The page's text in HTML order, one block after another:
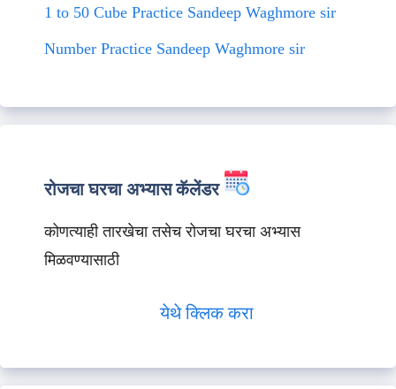
1 to 50 Cube Practice Sandeep Waghmore sir
Number Practice Sandeep Waghmore sir
रोजचा घरचा अभ्यास कॅलेंडर
कोणत्याही तारखेचा तसेच रोजचा घरचा अभ्यास
मिळवण्यासाठी
येथे क्लिक करा